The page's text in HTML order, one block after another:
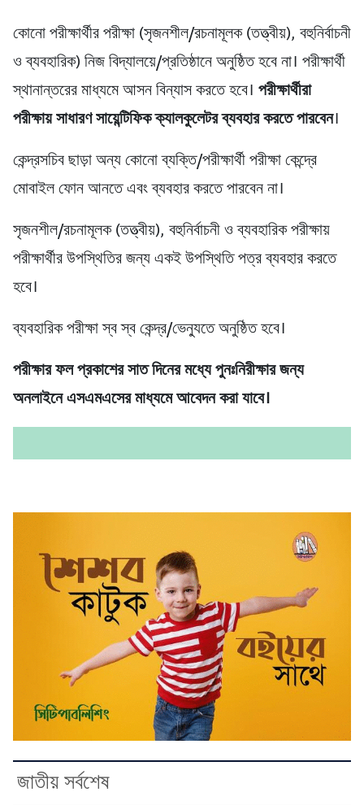
কোনো পরীক্ষার্থীর পরীক্ষা (সৃজনশীল/রচনামূলক (তত্ত্বীয়), বহুনির্বাচনী
ও ব্যবহারিক) নিজ বিদ্যালয়ে/প্রতিষ্ঠানে অনুষ্ঠিত হবে না। পরীক্ষার্থী
স্থানান্তরের মাধ্যমে আসন বিন্যাস করতে হবে।পরীক্ষার্থীরা
পরীক্ষায় সাধারণ সায়েন্টিফিক ক্যালকুলেটর ব্যবহার করতে পারবেন।
কেন্দ্রসচিব ছাড়া অন্য কোনো ব্যক্তি/পরীক্ষার্থী পরীক্ষা কেন্দ্রে
মোবাইল ফোন আনতে এবং ব্যবহার করতে পারবেন না।
সৃজনশীল/রচনামূলক (তত্ত্বীয়), বহুনির্বাচনী ও ব্যবহারিক পরীক্ষায়
পরীক্ষার্থীর উপস্থিতির জন্য একই উপস্থিতি পত্র ব্যবহার করতে
হবে।
ব্যবহারিক পরীক্ষা স্ব স্ব কেন্দ্র/ভেন্যুতে অনুষ্ঠিত হবে।
পরীক্ষার ফল প্রকাশের সাত দিনের মধ্যে পুনঃনিরীক্ষার জন্য
অনলাইনে এসএমএসের মাধ্যমে আবেদন করা যাবে।
জাতীয় সর্বশেষ